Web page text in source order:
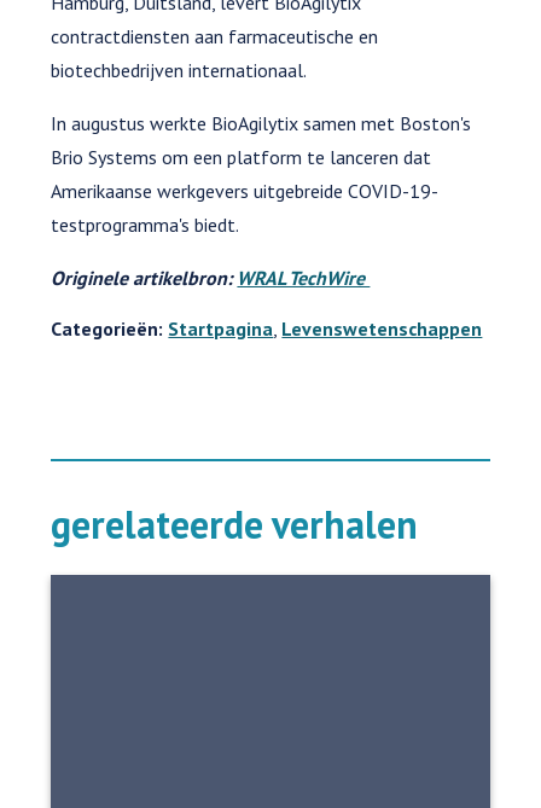
contractdiensten aan farmaceutische en
biotechbedrijven internationaal.
In augustus werkte BioAgilytix samen met Boston's
Brio Systems om een platform te lanceren dat
Amerikaanse werkgevers uitgebreide COVID-19-
testprogramma's biedt.
Originele artikelbron: WRAL TechWire
Categorieën: Startpagina Levenswetenschappen
gerelateerde verhalen